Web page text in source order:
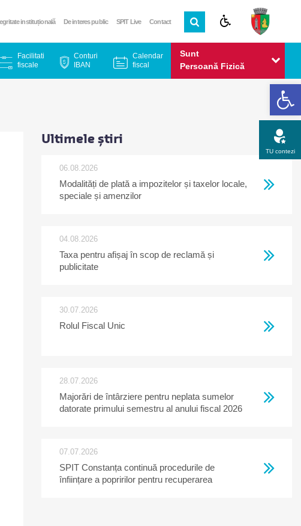
instituțională De interes public SPIT Live Contact
Sunt
Persoană Fizică
Facilitati
fiscale
Conturi
IBAN
Calendar
fiscal
Ultimele știri
06.08.2026
Modalități de plată a impozitelor și taxelor locale,
speciale și amenzilor
04.08.2026
Taxa pentru afișaj în scop de reclamă și
publicitate
30.07.2026
Rolul Fiscal Unic
28.07.2026
Majorări de întârziere pentru neplata sumelor
datorate primului semestru al anului fiscal 2026
07.07.2026
SPIT Constanța continuă procedurile de
înființare a popririlor pentru recuperarea
TU contezi
Opinia ta
Apel gratuit
Newsletter
Program